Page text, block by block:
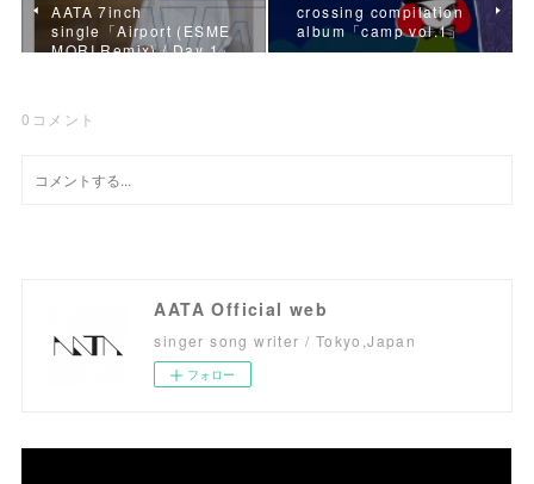
AATA 7inch
single「Airport (ESME
MORI Remix) / Day 1」
crossing compilation
album「camp vol.1」
0 コメント
AATA Official web
singer song writer / Tokyo,Japan
フォロー